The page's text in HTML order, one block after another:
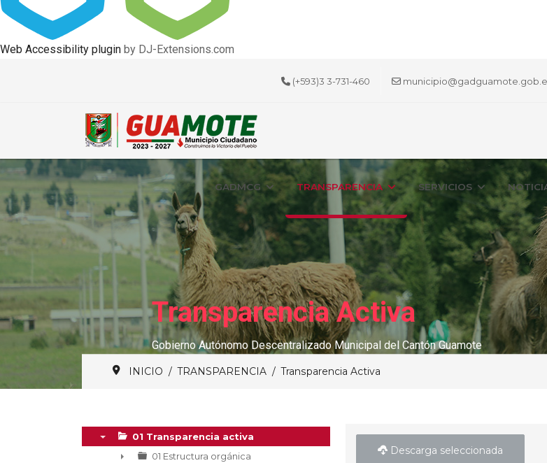
Web Accessibility plugin by DJ-Extensions.com
(+593)3 3-731-460
GADMCG TRANSPARENCIA SERVICIOS
Transparencia Activa
Gobierno Autónomo Descentralizado Municipal del Cantón Guamote
INICIO TRANSPARENCIA Transparencia Activa
01 Transparencia activa
01 Estructura orgánica
Descarga seleccionada